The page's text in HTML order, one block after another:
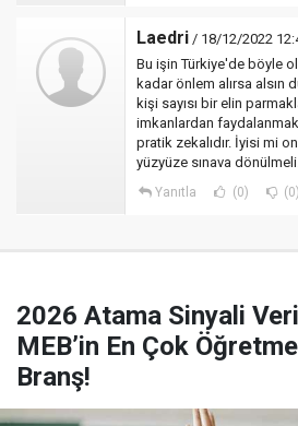
Laedri / 18/12/2022
Bu işin Türkiye'de böyle
kadar önlem alırsa alsın
kişi sayısı bir elin
imkanlardan
pratik zekalıdır. İyisi mi
yüzyüze sınava
Yanıtla (0) (0)
2026 Atama Sinyali
MEB’in En Çok
Branş!